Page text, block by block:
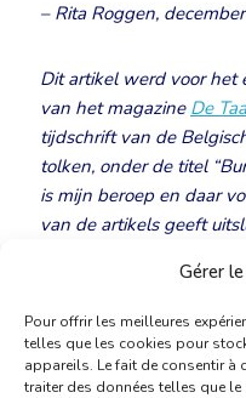
Gérer
Pour offrir les meilleures
telles que les cookies pour
appareils. Le fait de consentir
traiter des données telles que
– Rita Roggen,
Dit artikel werd voor het
van het magazine De
tijdschrift van de
tolken, onder de titel
is mijn beroep en daar
van de artikels geeft